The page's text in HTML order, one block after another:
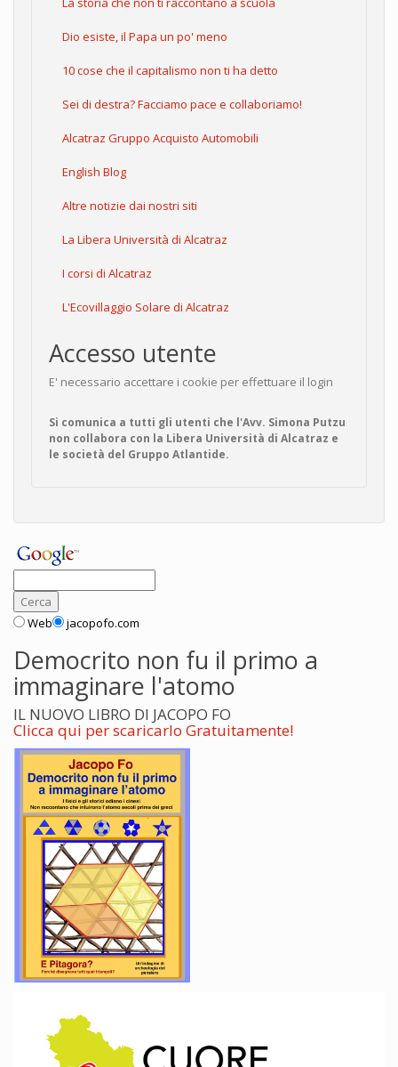
Dio esiste, il Papa un po' meno
10 cose che il capitalismo non ti ha detto
Sei di destra? Facciamo pace e collaboriamo!
Alcatraz Gruppo Acquisto Automobili
English Blog
Altre notizie dai nostri siti
La Libera Università di Alcatraz
I corsi di Alcatraz
L'Ecovillaggio Solare di Alcatraz
Accesso utente
E' necessario accettare i cookie per effettuare il login
Si comunica a tutti gli utenti che l'Avv. Simona Putzu
non collabora con la Libera Università di Alcatraz e
le società del Gruppo Atlantide.
Web jacopofo.com
Democrito non fu il primo a
immaginare l'atomo
IL NUOVO LIBRO DI JACOPO FO
Clicca qui per scaricarlo Gratuitamente!